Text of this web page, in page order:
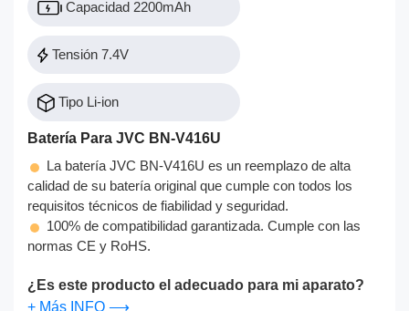
Capacidad 2200mAh
Tensión 7.4V
Tipo Li-ion
Batería Para JVC BN-V416U
La batería JVC BN-V416U es un reemplazo de alta
calidad de su batería original que cumple con todos los
requisitos técnicos de fiabilidad y seguridad.
100% de compatibilidad garantizada. Cumple con las
normas CE y RoHS.
¿Es este producto el adecuado para mi aparato?
+ Más INFO ⟶